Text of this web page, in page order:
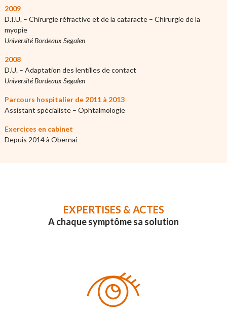
2009
D.I.U. – Chirurgie réfractive et de la cataracte – Chirurgie de la
myopie
Université Bordeaux Segalen
2008
D.U. – Adaptation des lentilles de contact
Université Bordeaux Segalen
Parcours hospitalier de 2011 à 2013
Assistant spécialiste – Ophtalmologie
Exercices en cabinet
Depuis 2014 à Obernai
EXPERTISES & ACTES
A chaque symptôme sa solution